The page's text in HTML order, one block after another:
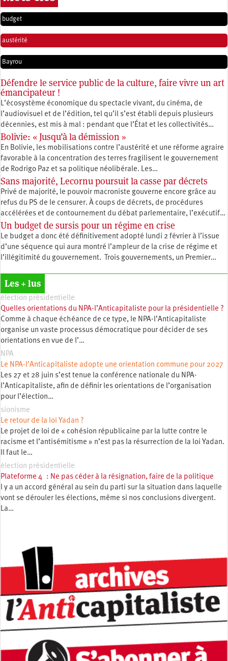
budget
austérité
Bayrou
Défendre le service public de la culture, faire vivre un art
émancipateur !
L’écosystème économique du spectacle vivant, du cinéma, de
l’audiovisuel et de l’édition, tel qu’il s’est établi depuis plusieurs
décennies, est mis à mal : pendant que l’État et les collectivités…
Bolivie: « Jusqu’à la démission »
En Bolivie, les mobilisations contre l’austérité et une réforme agraire
favorable à la concentration des terres fragilisent le gouvernement
de Rodrigo Paz et sa politique néolibérale. Les…
Sans majorité, Lecornu poursuit la casse par décrets
Privé de majorité, le pouvoir macroniste gouverne encore grâce au
refus du PS de le censurer. À coups de décrets, de procédures
accélérées et de contournement du débat parlementaire, l’exécutif…
Un budget de sursis pour un régime en crise
Le budget a donc été définitivement adopté lundi 2 février à l’issue
d’une séquence qui aura montré l’ampleur de la crise de régime et
l’illégitimité du gouvernement. Trois gouvernements, un Premier…
Les + lus
élection présidentielle
Quelles orientations du NPA-l’Anticapitaliste pour la présidentielle ?
Comme à chaque échéance de ce type, le NPA-l’Anticapitaliste
organise un vaste processus démocratique pour décider de ses
orientations en vue de l’…
NPA
Le NPA-l’Anticapitaliste adopte une orientation commune pour 2027
Les 27 et 28 juin s’est tenue la conférence nationale du NPA-
l’Anticapitaliste, afin de définir les orientations de l’organisation
pour l’élection…
sionisme
Le retour de la loi Yadan ?
Le projet de loi de « cohésion républicaine par la lutte contre le
racisme et l’antisémitisme » n’est pas la résurrection de la loi Yadan.
Il faut le…
élection présidentielle
Plateforme 4 : Ne pas céder à la résignation, faire de la politique
l y a un accord général au sein du parti sur la situation dans laquelle
vont se dérouler les élections, même si nos conclusions divergent.
La…